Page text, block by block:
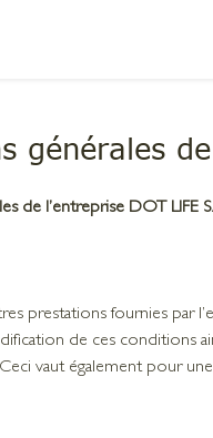
générales
de l’entreprise DOT LIFE
prestations fournies par
de ces conditions
vaut également pour